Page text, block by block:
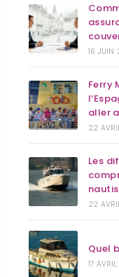
16 JUIN
Ferry
aller
22
Les
22
Quel
17